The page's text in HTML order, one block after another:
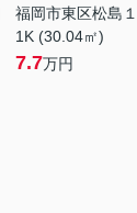
福岡市東区松島
1K (30.04㎡)
7.7万円